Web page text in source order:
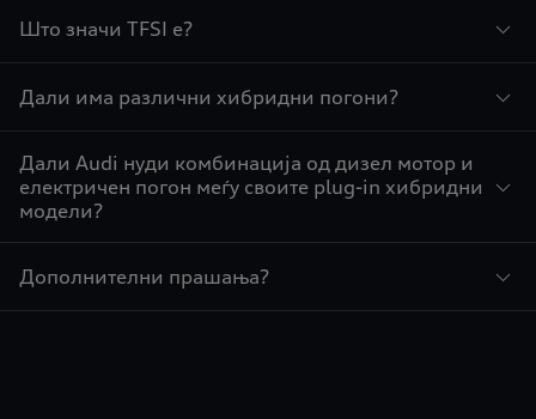
Што значи TFSI e?
Дали има различни хибридни погони?
Дали Audi нуди комбинација од дизел мотор и
електричен погон меѓу своите plug-in хибридни
модели?
Дополнителни прашања?